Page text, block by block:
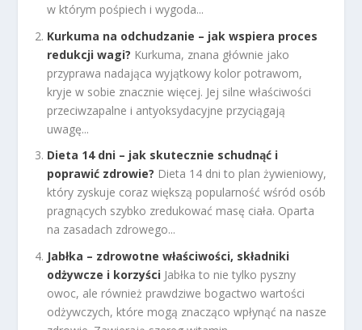
w którym pośpiech i wygoda...
Kurkuma na odchudzanie – jak wspiera proces
redukcji wagi? Kurkuma, znana głównie jako
przyprawa nadająca wyjątkowy kolor potrawom,
kryje w sobie znacznie więcej. Jej silne właściwości
przeciwzapalne i antyoksydacyjne przyciągają
uwagę...
Dieta 14 dni – jak skutecznie schudnąć i
poprawić zdrowie? Dieta 14 dni to plan żywieniowy,
który zyskuje coraz większą popularność wśród osób
pragnących szybko zredukować masę ciała. Oparta
na zasadach zdrowego...
Jabłka – zdrowotne właściwości, składniki
odżywcze i korzyści Jabłka to nie tylko pyszny
owoc, ale również prawdziwe bogactwo wartości
odżywczych, które mogą znacząco wpłynąć na nasze